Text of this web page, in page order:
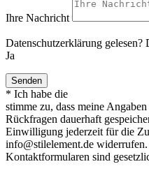
Ihre Nachricht
Datenschutzerklärung gelesen?
Ja
Senden
* Ich habe die
stimme zu, dass meine
Rückfragen dauerhaft
Einwilligung jederzeit für die
info@stilelement.de
Kontaktformularen sind